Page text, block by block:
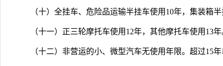
（十）全挂车、危险品运输半挂车使用10年，集装箱
（十一）正三轮摩托车使用12年，其他摩托车使用13
（十二）非营运的小、微型汽车无使用年限。超过15